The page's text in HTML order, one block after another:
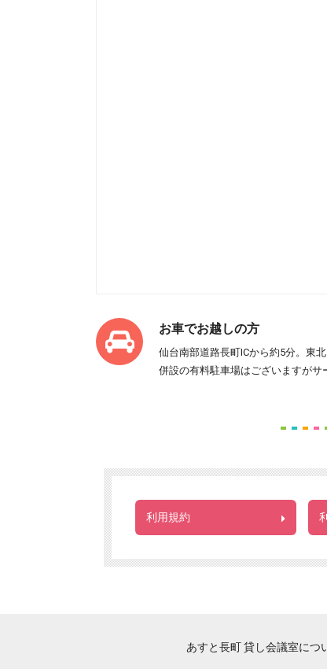
お車でお越しの方
仙台南部道路長町ICから約5分。東
併設の有料駐車場はございますがサ
利用規約
あすと長町 貸し会議室につ